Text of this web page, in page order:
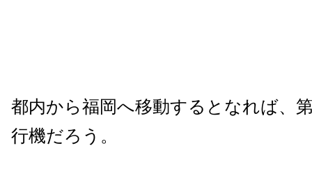
都内から福岡へ移動するとなれば、
行機だろう。